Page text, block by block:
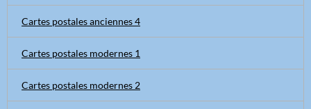
Cartes postales anciennes 4
Cartes postales modernes 1
Cartes postales modernes 2